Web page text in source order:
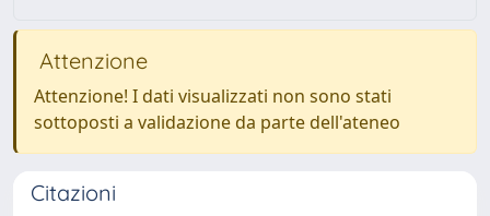
Attenzione
Attenzione! I dati visualizzati non sono stati
sottoposti a validazione da parte dell'ateneo
Citazioni